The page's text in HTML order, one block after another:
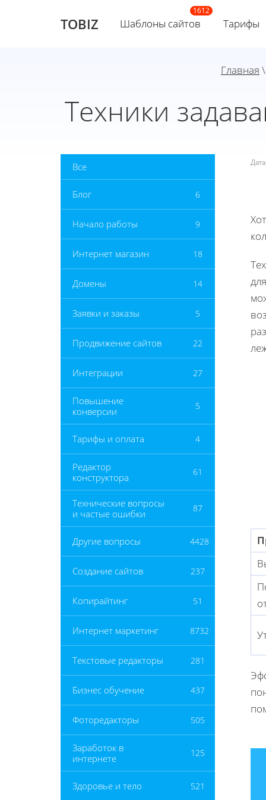
TOBIZ Шаблоны сайтов Тарифы
Главная
Техники
Все
Блог 6
Начало работы 9
Интернет магазин 18
Домены 14
Заявки и заказы 5
Продвижение сайтов 22
Интеграции 27
Повышение
конверсии
5
Тарифы и оплата 4
Редактор
конструктора
61
Технические вопросы
и частые ошибки
87
Другие вопросы 4428
Создание сайтов 237
Копирайтинг 51
Интернет маркетинг 8732
Текстовые редакторы 281
Бизнес обучение 437
Фоторедакторы 505
Заработок в
интернете
125
Здоровье и тело 521